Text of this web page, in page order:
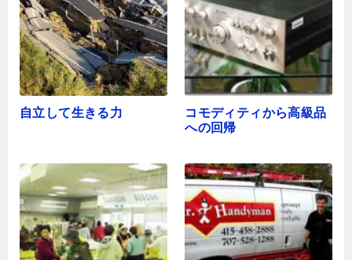
自立して生きる力
コモディティから高級品
への回帰